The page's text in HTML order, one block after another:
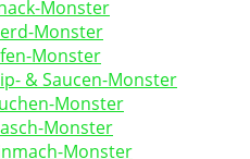
Monster
Monster
Monster
& Saucen-Monster
Monster
Monster
Monster